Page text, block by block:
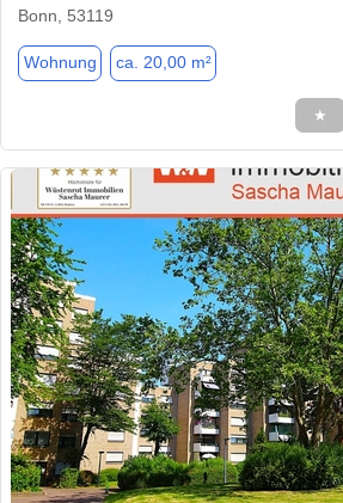
Bonn, 53119
Wohnung ca. 20,00 m²
★